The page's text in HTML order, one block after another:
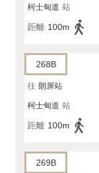
柯士甸道 站
距離 100m
268B
往 朗屏站
柯士甸道 站
距離 100m
269B